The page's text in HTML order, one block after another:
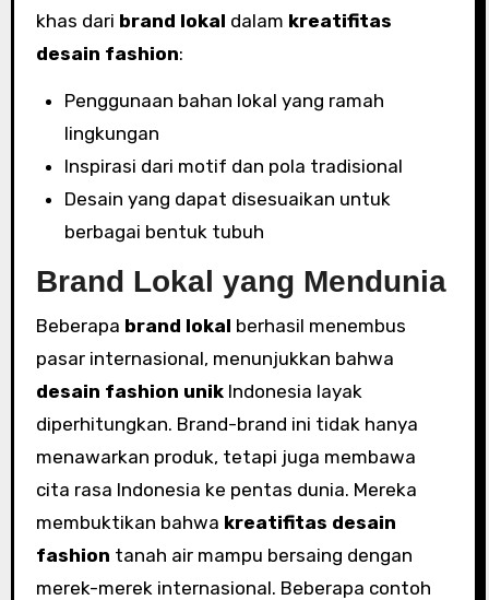
khas dari brand lokal dalam kreatifitas
desain fashion:
Penggunaan bahan lokal yang ramah
lingkungan
Inspirasi dari motif dan pola tradisional
Desain yang dapat disesuaikan untuk
berbagai bentuk tubuh
Brand Lokal yang Mendunia
Beberapa brand lokal berhasil menembus
pasar internasional, menunjukkan bahwa
desain fashion unikIndonesia layak
diperhitungkan. Brand-brand ini tidak hanya
menawarkan produk, tetapi juga membawa
cita rasa Indonesia ke pentas dunia. Mereka
membuktikan bahwa kreatifitas desain
fashion tanah air mampu bersaing dengan
merek-merek internasional. Beberapa contoh